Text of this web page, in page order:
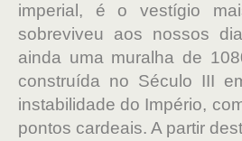
imperial, é o vestígio
sobreviveu aos nossos
ainda uma muralha de
construída no Século III
instabilidade do Império,
pontos cardeais. A partir